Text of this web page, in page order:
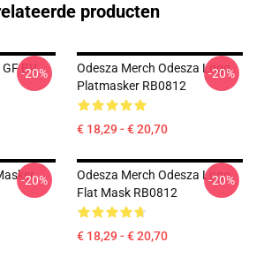
producten
BV
-20%
Odesza Merch Odesza Logo
Platmasker RB0812
€ 18,29 - € 20,70
-20%
-20%
Odesza Merch Odesza Logo
Flat Mask RB0812
€ 18,29 - € 20,70
-20%